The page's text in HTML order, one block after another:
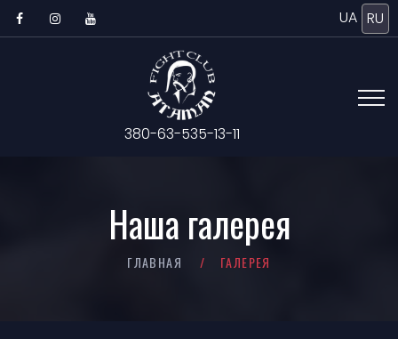
380-63-535-13-11
UA RU
Наша галерея
ГЛАВНАЯ ГАЛЕРЕЯ